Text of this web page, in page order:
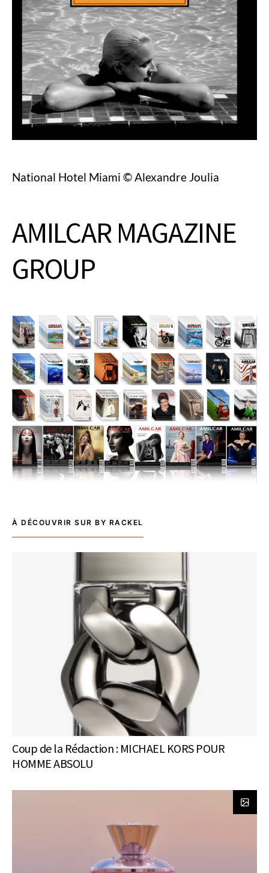
National Hotel Miami © Alexandre Joulia
AMILCAR MAGAZINE
GROUP
À DÉCOUVRIR SUR BY RACKEL
Coup de la Rédaction : MICHAEL KORS POUR
HOMME ABSOLU